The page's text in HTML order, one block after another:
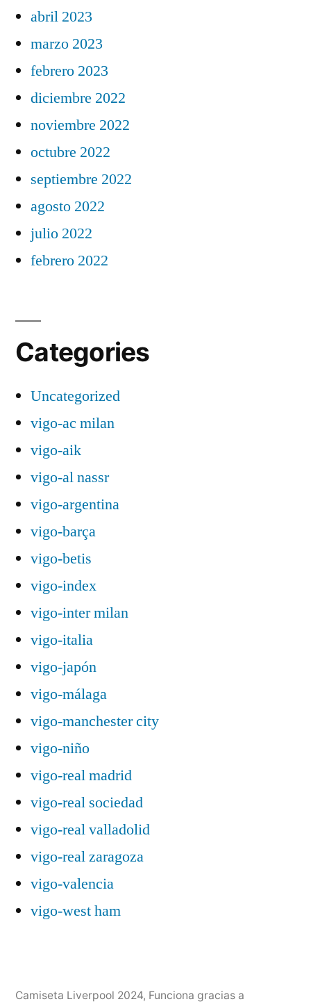
abril 2023
marzo 2023
febrero 2023
diciembre 2022
noviembre 2022
octubre 2022
septiembre 2022
agosto 2022
julio 2022
febrero 2022
Categories
Uncategorized
vigo-ac milan
vigo-aik
vigo-al nassr
vigo-argentina
vigo-barça
vigo-betis
vigo-index
vigo-inter milan
vigo-italia
vigo-japón
vigo-málaga
vigo-manchester city
vigo-niño
vigo-real madrid
vigo-real sociedad
vigo-real valladolid
vigo-real zaragoza
vigo-valencia
vigo-west ham
Camiseta Liverpool 2024, Funciona gracias a